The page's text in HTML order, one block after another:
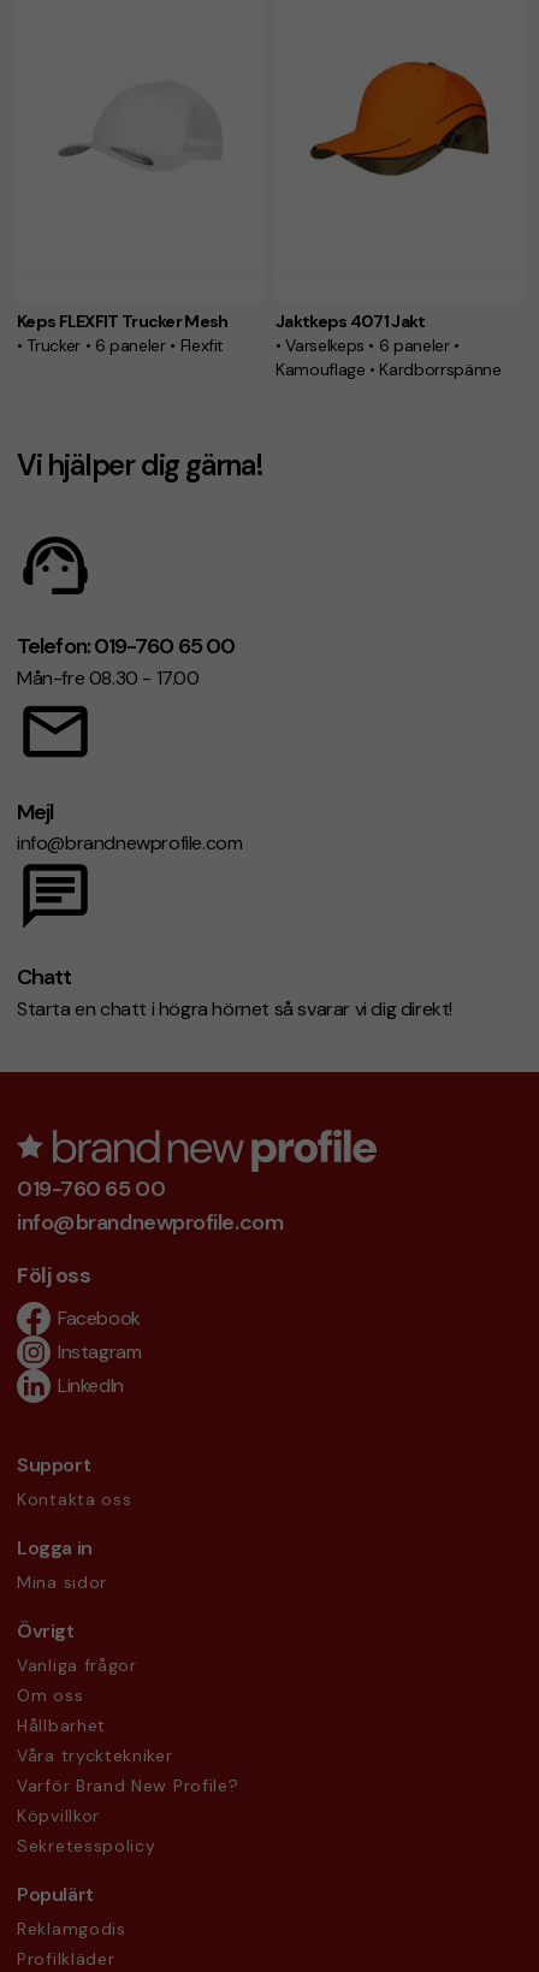
Keps FLEXFIT Trucker Mesh
• Trucker • 6 paneler • Flexfit
Jaktkeps 4071 Jakt
• Varselkeps • 6 paneler •
Kamouflage • Kardborrspänne
Vi hjälper dig gärna!
Telefon: 019-760 65 00
Mån-fre 08.30 - 17.00
Mejl
info@brandnewprofile.com
Chatt
Starta en chatt i högra hörnet så svarar vi dig direkt!
019-760 65 00
info@brandnewprofile.com
Följ oss
Facebook
Instagram
LinkedIn
Support
Kontakta oss
Logga in
Mina sidor
Övrigt
Vanliga frågor
Om oss
Hållbarhet
Våra trycktekniker
Varför Brand New Profile?
Köpvillkor
Sekretesspolicy
Populärt
Reklamgodis
Profilkläder